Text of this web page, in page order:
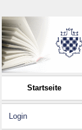
Startseite
Login